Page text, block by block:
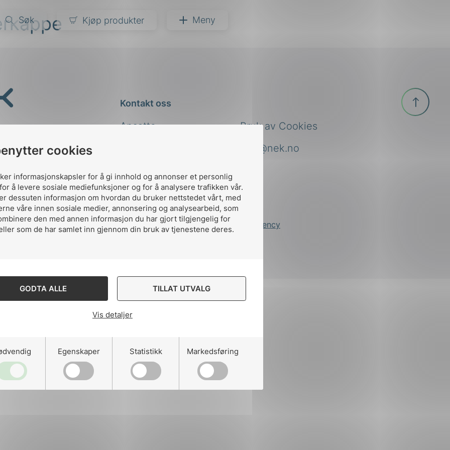
cookies
informasjonskapsler for å gi innhold og annonser et personlig
å levere sosiale mediefunksjoner og for å analysere trafikken vår.
dessuten informasjon om hvordan du bruker nettstedet vårt, med
våre innen sosiale medier, annonsering og analysearbeid, som
den med annen informasjon du har gjort tilgjengelig for
som de har samlet inn gjennom din bruk av tjenestene deres.
GODTA ALLE TILLAT UTVALG
Vis detaljer
Egenskaper Statistikk Markedsføring
Søk Kjøp produkter Meny
Kontakt oss
Ansatte
nek@nek.no
Bruk av Cookies
Designed and developed by Stem Agency
Til
toppen